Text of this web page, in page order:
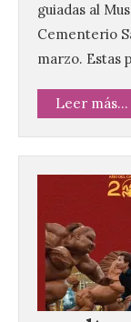
guiadas al
Cementerio
marzo. Estas
Leer más...